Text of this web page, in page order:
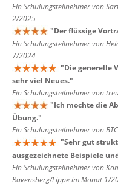
Ein Schulungsteilnehmer von
2/2025
"Der flüssige
Ein Schulungsteilnehmer von
7/2024
"Die generelle
sehr viel Neues."
Ein Schulungsteilnehmer von
"Ich mochte die
Übung."
Ein Schulungsteilnehmer von
"Sehr gut
ausgezeichnete Beispiele
Ein Schulungsteilnehmer von
Ravensberg/Lippe im Monat 1/